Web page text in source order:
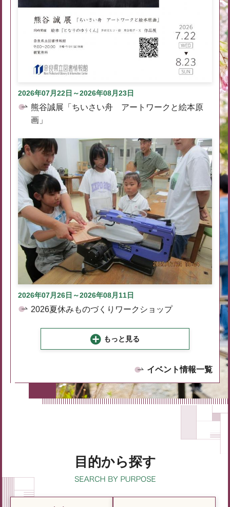
2026年07月22日～2026年08月23日
熊谷誠展「ちいさい舟 アートワークと絵本原
画」
2026年07月26日～2026年08月11日
2026夏休みものづくりワークショップ
もっと見る
イベント情報一覧
目的から探す